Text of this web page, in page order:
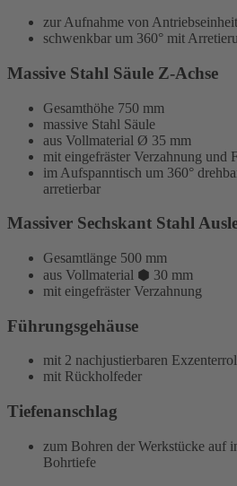
zur Aufnahme von
schwenkbar um 360° mit
Massive Stahl Säule Z-Achse
Gesamthöhe 750 mm
massive Stahl Säule
aus Vollmaterial Ø 35 mm
mit eingefräster Verzahnung und
im Aufspanntisch um 360°
arretierbar
Massiver Sechskant Stahl
Gesamtlänge 500 mm
aus Vollmaterial ⬢ 30 mm
mit eingefräster Verzahnung
Führungsgehäuse
mit 2 nachjustierbaren
mit Rückholfeder
Tiefenanschlag
zum Bohren der Werkstücke auf
Bohrtiefe